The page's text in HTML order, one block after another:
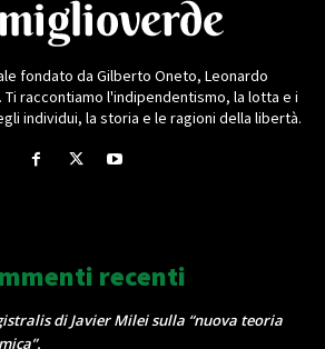
fondato da Gilberto Oneto, Leonardo
Ti raccontiamo l'indipendentismo, la lotta e i
individui, la storia e le ragioni della libertà.
recenti
di Javier Milei sulla “nuova teoria